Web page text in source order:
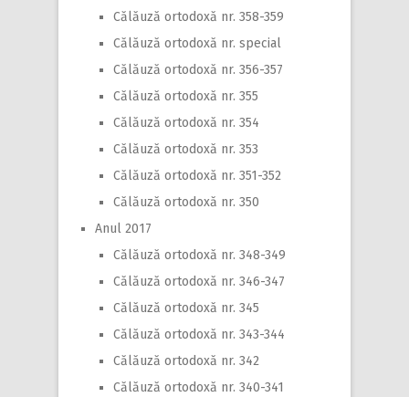
Călăuză ortodoxă nr. 358-359
Călăuză ortodoxă nr. special
Călăuză ortodoxă nr. 356-357
Călăuză ortodoxă nr. 355
Călăuză ortodoxă nr. 354
Călăuză ortodoxă nr. 353
Călăuză ortodoxă nr. 351-352
Călăuză ortodoxă nr. 350
Anul 2017
Călăuză ortodoxă nr. 348-349
Călăuză ortodoxă nr. 346-347
Călăuză ortodoxă nr. 345
Călăuză ortodoxă nr. 343-344
Călăuză ortodoxă nr. 342
Călăuză ortodoxă nr. 340-341